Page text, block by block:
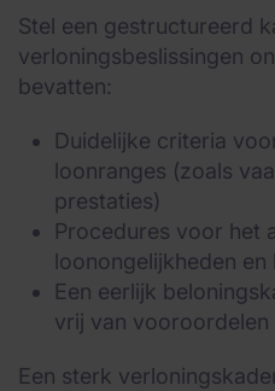
Stel een gestructureerd
verloningsbeslissingen
bevatten:
Duidelijke criteria
loonranges (zoals
prestaties)
Procedures voor het
loonongelijkheden en
Een eerlijk
vrij van vooroordelen
Een sterk